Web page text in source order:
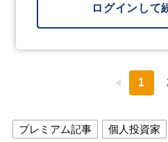
ログインして
1
プレミアム記事 個人投資家